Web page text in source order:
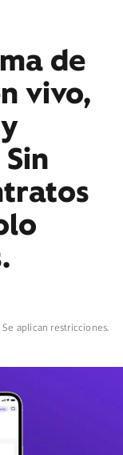
de
vivo,
Se aplican restricciones.